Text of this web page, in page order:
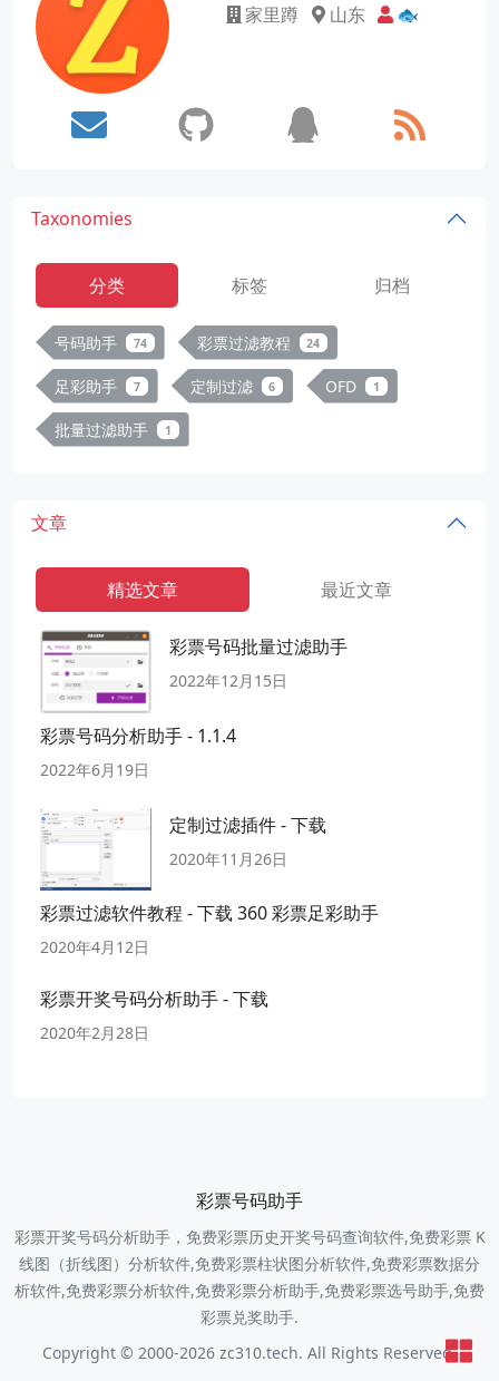
家里蹲 山东 🐟
Taxonomies
分类 标签 归档
号码助手 74 彩票过滤教程 24
足彩助手 7 定制过滤 6 OFD 1
批量过滤助手 1
文章
精选文章 最近文章
彩票号码批量过滤助手
2022年12月15日
彩票号码分析助手 - 1.1.4
2022年6月19日
定制过滤插件 - 下载
2020年11月26日
彩票过滤软件教程 - 下载 360 彩票足彩助手
2020年4月12日
彩票开奖号码分析助手 - 下载
2020年2月28日
彩票号码助手
彩票开奖号码分析助手，免费彩票历史开奖号码查询软件,免费彩票 K
线图（折线图）分析软件,免费彩票柱状图分析软件,免费彩票数据分
析软件,免费彩票分析软件,免费彩票分析助手,免费彩票选号助手,免费
彩票兑奖助手.
Copyright © 2000-2026 zc310.tech. All Rights Reserved.